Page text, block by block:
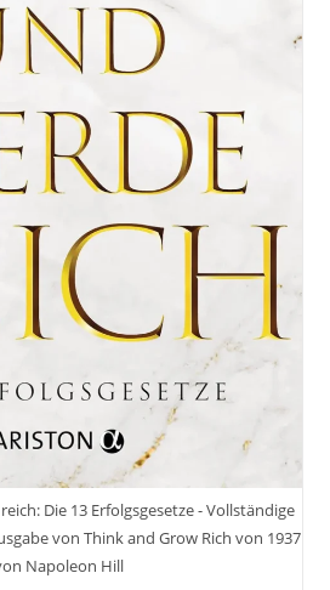
Die 13 Erfolgsgesetze - Vollständige
von Think and Grow Rich von 1937
Napoleon Hill